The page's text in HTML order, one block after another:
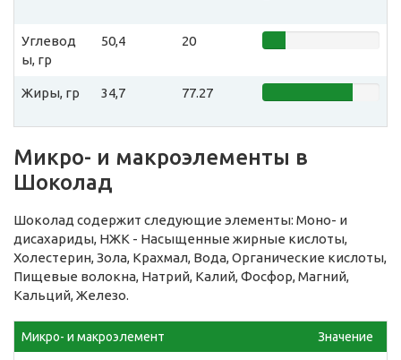
Углевод
ы, гр
50,4 20
Жиры, гр 34,7 77.27
Микро- и макроэлементы в
Шоколад
Шоколад содержит следующие элементы: Моно- и
дисахариды, НЖК - Насыщенные жирные кислоты,
Холестерин, Зола, Крахмал, Вода, Органические кислоты,
Пищевые волокна, Натрий, Калий, Фосфор, Магний,
Кальций, Железо.
Микро- и макроэлемент Значение